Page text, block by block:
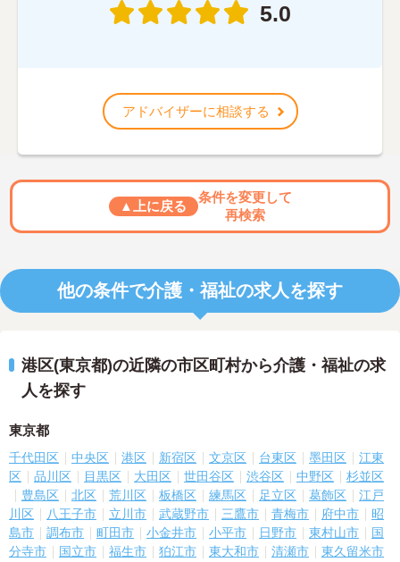
5.0
アドバイザーに相談する
▲上に戻る
条件を変更して
再検索
他の条件で介護・福祉の求人を探す
港区(東京都)の近隣の市区町村から介護・福祉の求
人を探す
東京都
千代田区 中央区 港区 新宿区 文京区 台東区 墨田区
江東
区
品川区 目黒区 大田区 世田谷区 渋谷区 中野区
杉並区
豊島区
北区 荒川区 板橋区 練馬区 足立区 葛飾区
江戸
川区
八王子市 立川市 武蔵野市 三鷹市 青梅市 府中市
昭
島市
調布市 町田市 小金井市 小平市 日野市 東村山市
国
分寺市
国立市 福生市 狛江市 東大和市 清瀬市
東久留米市